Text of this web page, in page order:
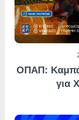
ΟΠΑΠ:
για